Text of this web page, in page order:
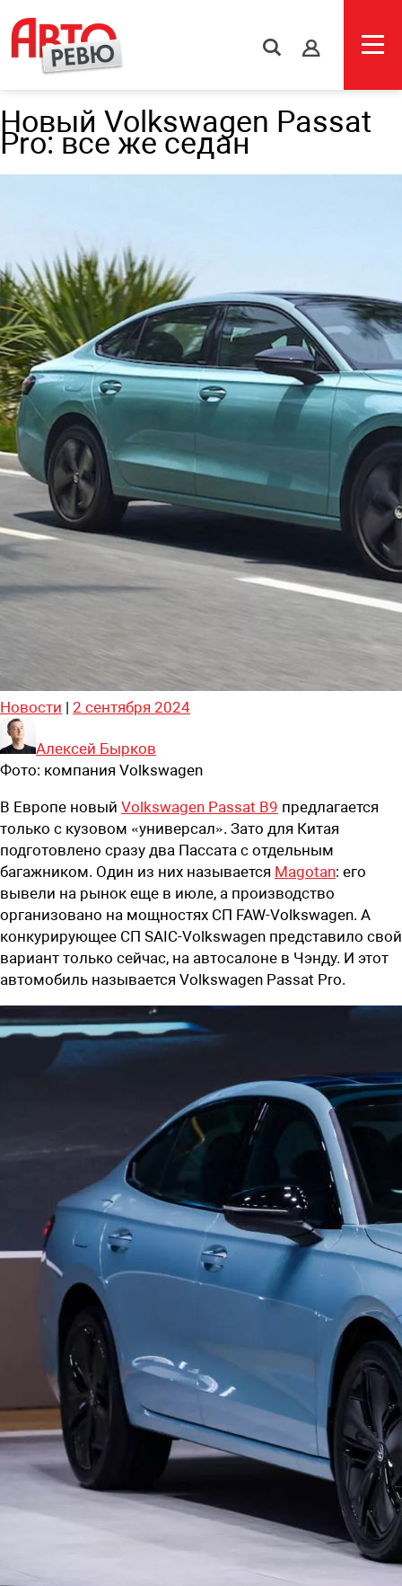
s
Новый Volkswagen Passat
Pro: все же седан
Новости | 2 сентября 2024
Алексей Бырков
Фото: компания Volkswagen
В Европе новый Volkswagen Passat B9 предлагается
только с кузовом «универсал». Зато для Китая
подготовлено сразу два Пассата с отдельным
багажником. Один из них называется Magotan: его
вывели на рынок еще в июле, а производство
организовано на мощностях СП FAW-Volkswagen. А
конкурирующее СП SAIC-Volkswagen представило свой
вариант только сейчас, на автосалоне в Чэнду. И этот
автомобиль называется Volkswagen Passat Pro.